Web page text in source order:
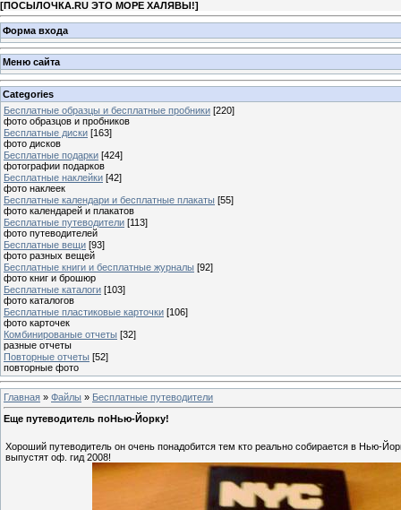
[ПОСЫЛОЧКА.RU ЭТО МОРЕ ХАЛЯВЫ!]
Форма входа
Меню сайта
Categories
Бесплатные образцы и бесплатные пробники [220]
фото образцов и пробников
Бесплатные диски [163]
фото дисков
Бесплатные подарки [424]
фотографии подарков
Бесплатные наклейки [42]
фото наклеек
Бесплатные календари и бесплатные плакаты [55]
фото календарей и плакатов
Бесплатные путеводители [113]
фото путеводителей
Бесплатные вещи [93]
фото разных вещей
Бесплатные книги и бесплатные журналы [92]
фото книг и брошюр
Бесплатные каталоги [103]
фото каталогов
Бесплатные пластиковые карточки [106]
фото карточек
Комбинированые отчеты [32]
разные отчеты
Повторные отчеты [52]
повторные фото
Главная » Файлы » Бесплатные путеводители
Еще путеводитель поНью-Йорку!
Хороший путеводитель он очень понадобится тем кто реально собирается в Нью-
выпустят оф. гид 2008!